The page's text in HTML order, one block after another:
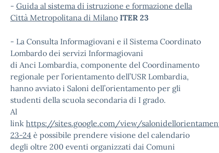
- Guida al sistema di istruzione e formazione della
Città Metropolitana di Milano ITER 23
- La Consulta Informagiovani e il Sistema Coordinato
Lombardo dei servizi Informagiovani
di Anci Lombardia, componente del Coordinamento
regionale per l’orientamento dell’USR Lombardia,
hanno avviato i Saloni dell’orientamento per gli
studenti della scuola secondaria di I grado.
Al
link https://sites.google.com/view/
23-24 è possibile prendere visione del calendario
degli oltre 200 eventi organizzati dai Comuni